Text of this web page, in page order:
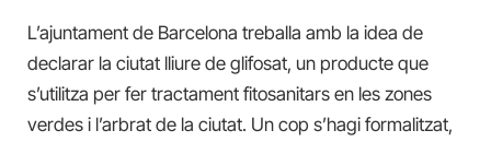
L’ajuntament de Barcelona treballa amb la idea de
declarar la ciutat lliure de glifosat, un producte que
s’utilitza per fer tractament fitosanitars en les zones
verdes i l’arbrat de la ciutat. Un cop s’hagi formalitzat,